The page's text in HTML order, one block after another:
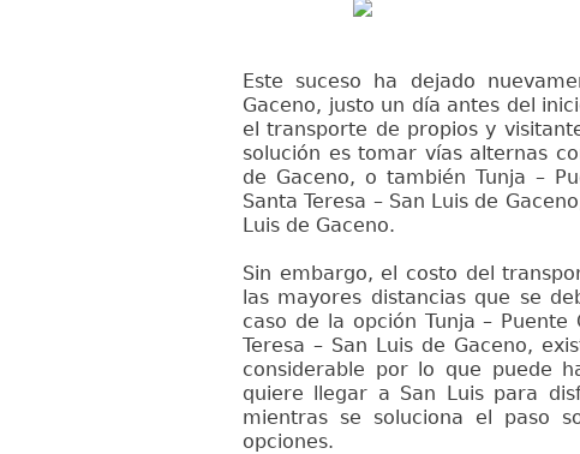
Este suceso ha dejado
Gaceno, justo un día antes del
el transporte de propios y
solución es tomar vías alternas
de Gaceno, o también Tunja –
Santa Teresa – San Luis de
Luis de Gaceno.
Sin embargo, el costo del
las mayores distancias que se
caso de la opción Tunja – Puente
Teresa – San Luis de Gaceno,
considerable por lo que puede
quiere llegar a San Luis para
mientras se soluciona el paso
opciones.